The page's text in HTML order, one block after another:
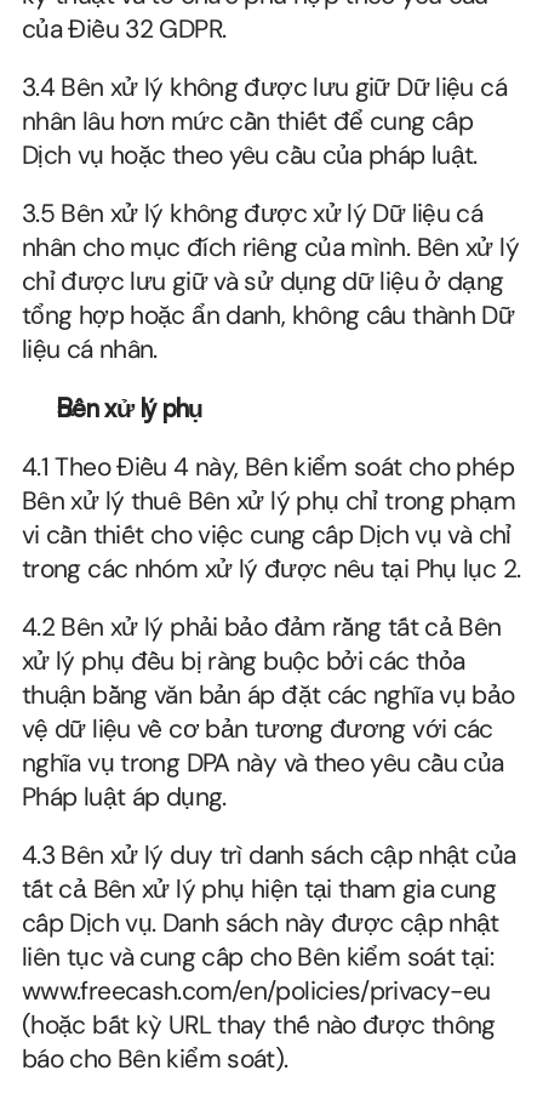
của Điều 32 GDPR.
3.4 Bên xử lý không được lưu giữ Dữ liệu cá
nhân lâu hơn mức cần thiết để cung cấp
Dịch vụ hoặc theo yêu cầu của pháp luật.
3.5 Bên xử lý không được xử lý Dữ liệu cá
nhân cho mục đích riêng của mình. Bên xử lý
chỉ được lưu giữ và sử dụng dữ liệu ở dạng
tổng hợp hoặc ẩn danh, không cấu thành Dữ
liệu cá nhân.
Bên xử lý phụ
4.1 Theo Điều 4 này, Bên kiểm soát cho phép
Bên xử lý thuê Bên xử lý phụ chỉ trong phạm
vi cần thiết cho việc cung cấp Dịch vụ và chỉ
trong các nhóm xử lý được nêu tại Phụ lục 2.
4.2 Bên xử lý phải bảo đảm rằng tất cả Bên
xử lý phụ đều bị ràng buộc bởi các thỏa
thuận bằng văn bản áp đặt các nghĩa vụ bảo
vệ dữ liệu về cơ bản tương đương với các
nghĩa vụ trong DPA này và theo yêu cầu của
Pháp luật áp dụng.
4.3 Bên xử lý duy trì danh sách cập nhật của
tất cả Bên xử lý phụ hiện tại tham gia cung
cấp Dịch vụ. Danh sách này được cập nhật
liên tục và cung cấp cho Bên kiểm soát tại:
www.freecash.com/en/policies/privacy-eu
(hoặc bất kỳ URL thay thế nào được thông
báo cho Bên kiểm soát).